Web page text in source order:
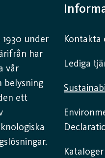
under
har
vår
belysning
ett
Kontakta
Lediga
Kataloger